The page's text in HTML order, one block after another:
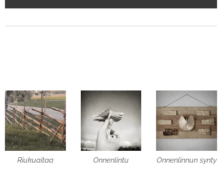
Riukuaitaa Onnenlintu Onnenlinnun synty